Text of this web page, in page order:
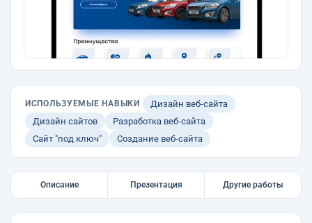
ИСПОЛЬЗУЕМЫЕ НАВЫКИ
Дизайн веб-сайта
Дизайн сайтов
Разработка веб-сайта
Сайт "под ключ"
Создание веб-сайта
Описание Презентация Другие работы